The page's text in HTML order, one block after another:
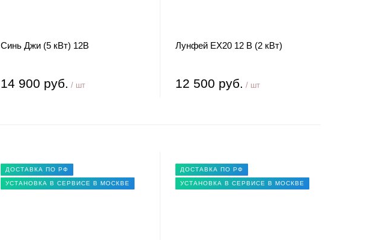
Синь Джи (5 кВт) 12В
14 900 руб. / шт
Лунфей EX20 12 В (2 кВт)
12 500 руб. / шт
ДОСТАВКА ПО РФ
УСТАНОВКА В СЕРВИСЕ В МОСКВЕ
ДОСТАВКА ПО РФ
УСТАНОВКА В СЕРВИСЕ В МОСКВЕ